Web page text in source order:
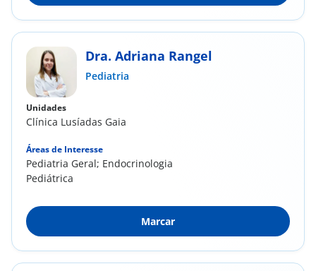
Dra. Adriana Rangel
Pediatria
Unidades
Clínica Lusíadas Gaia
Áreas de Interesse
Pediatria Geral; Endocrinologia
Pediátrica
Marcar